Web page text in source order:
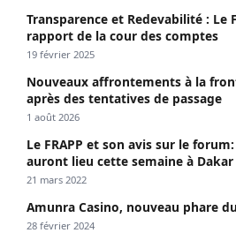
Transparence et Redevabilité : Le
rapport de la cour des comptes
19 février 2025
Nouveaux affrontements à la
après des tentatives de passage
1 août 2026
Le FRAPP et son avis sur le
auront lieu cette semaine à Dakar
21 mars 2022
Amunra Casino, nouveau phare
28 février 2024